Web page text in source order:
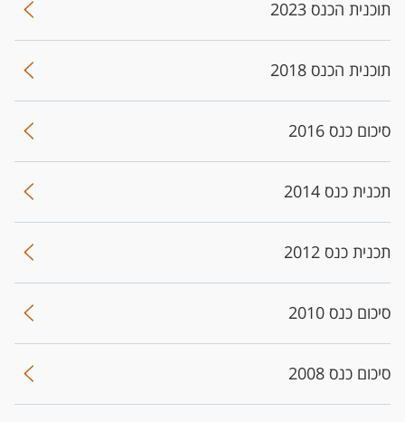
תוכנית הכנס 2023
תוכנית הכנס 2018
סיכום כנס 2016
תכנית כנס 2014
תכנית כנס 2012
סיכום כנס 2010
סיכום כנס 2008